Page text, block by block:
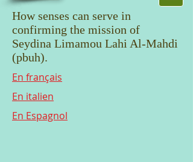
How senses can serve in
confirming the mission of
Seydina Limamou Lahi Al-Mahdi
(pbuh).
En français
En italien
En Espagnol